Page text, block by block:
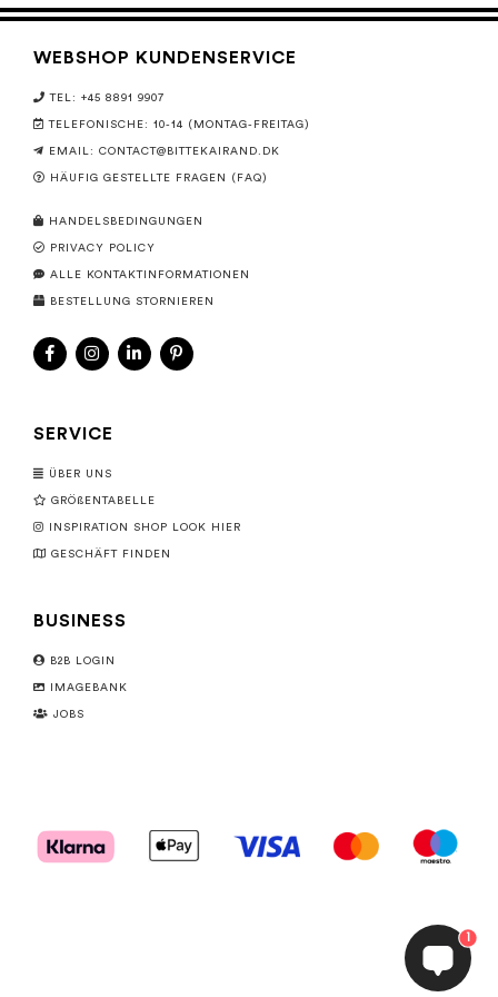
WEBSHOP KUNDENSERVICE
TEL: +45 8891 9907
TELEFONISCHE: 10-14 (MONTAG-FREITAG)
EMAIL: CONTACT@BITTEKAIRAND.DK
HÄUFIG GESTELLTE FRAGEN (FAQ)
HANDELSBEDINGUNGEN
PRIVACY POLICY
ALLE KONTAKTINFORMATIONEN
BESTELLUNG STORNIEREN
SERVICE
ÜBER UNS
GRÖßENTABELLE
INSPIRATION SHOP LOOK HIER
GESCHÄFT FINDEN
BUSINESS
B2B LOGIN
IMAGEBANK
JOBS
1